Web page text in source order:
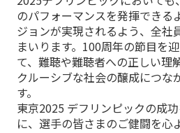
のパフォーマンスを発揮できる
ジョンが実現されるよう、全社
まいります。100周年の節目を
て、難聴や難聴者への正しい理
クルーシブな社会の醸成につな
す。
東京2025 デフリンピックの成
に、選手の皆さまのご健闘を心